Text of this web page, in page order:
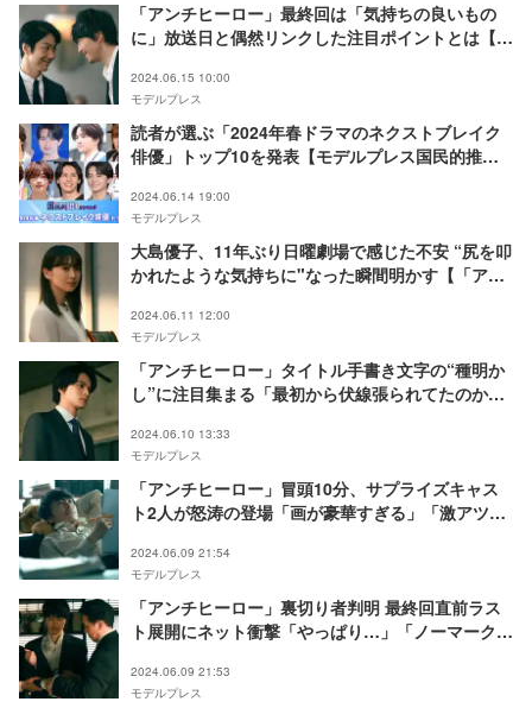
「アンチヒーロー」最終回は「気持ちの良いもの
に」放送日と偶然リンクした注目ポイントとは【飯
2024.06.15 10:00
モデルプレス
読者が選ぶ「2024年春ドラマのネクストブレイク
俳優」トップ10を発表【モデルプレス国民的推し
2024.06.14 19:00
モデルプレス
大島優子、11年ぶり日曜劇場で感じた不安 “尻を叩
かれたような気持ちに"なった瞬間明かす【「アン
2024.06.11 12:00
モデルプレス
「アンチヒーロー」タイトル手書き文字の“種明か
し”に注目集まる「最初から伏線張られてたのか」
2024.06.10 13:33
モデルプレス
「アンチヒーロー」冒頭10分、サプライズキャス
ト2人が怒涛の登場「画が豪華すぎる」「激アツ」
2024.06.09 21:54
モデルプレス
「アンチヒーロー」裏切り者判明 最終回直前ラス
ト展開にネット衝撃「やっぱり…」「ノーマークだ
2024.06.09 21:53
モデルプレス